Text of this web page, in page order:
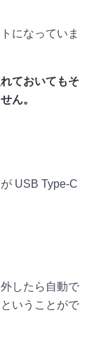
になっていま
ておいてもそ
ん。
USB Type-C
したら自動で
いうことがで